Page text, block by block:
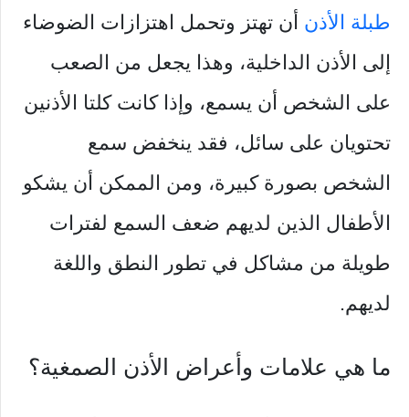
طبلة الأذن أن تهتز وتحمل اهتزازات الضوضاء
إلى الأذن الداخلية، وهذا يجعل من الصعب
على الشخص أن يسمع، وإذا كانت كلتا الأذنين
تحتويان على سائل، فقد ينخفض ​​سمع
الشخص بصورة كبيرة، ومن الممكن أن يشكو
الأطفال الذين لديهم ضعف السمع لفترات
طويلة من مشاكل في تطور النطق واللغة
لديهم.
ما هي علامات وأعراض الأذن الصمغية؟